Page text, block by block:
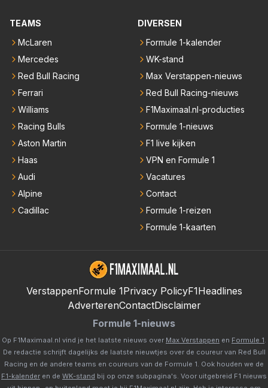
TEAMS
McLaren
Mercedes
Red Bull Racing
Ferrari
Williams
Racing Bulls
Aston Martin
Haas
Audi
Alpine
Cadillac
DIVERSEN
Formule 1-kalender
WK-stand
Max Verstappen-nieuws
Red Bull Racing-nieuws
F1Maximaal.nl-producties
Formule 1-nieuws
F1 live kijken
VPN en Formule 1
Vacatures
Contact
Formule 1-reizen
Formule 1-kaarten
VerstappenFormule 1Privacy PolicyF1Headlines
AdverterenContactDisclaimer
Formule 1-nieuws
Op F1Maximaal.nl vind je het laatste nieuws over Max Verstappen en Formule 1
De redactie schrijft dagelijks de laatste nieuwtjes over de coureur van Red Bull
Racing en de andere teams en coureurs van de Formule 1. Ook houden we de
F1-kalender en de WK-stand bij op onze subpagina's. Voor uitgebreid F1 nieuws